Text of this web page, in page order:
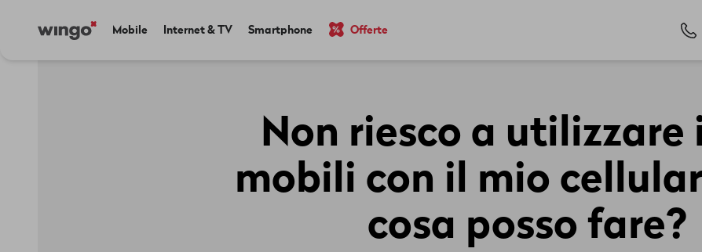
Main
Mobile Internet & TV Smartphone Offerte
Non riesco a utilizzare
mobili con il mio
cosa posso fare?